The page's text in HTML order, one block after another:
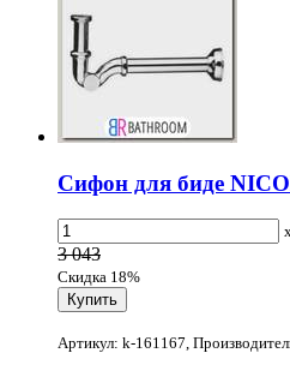
Сифон для биде
3 043
Скидка 18%
Артикул: k-161167,